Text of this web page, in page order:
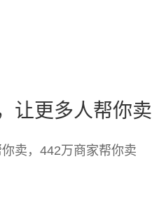
让更多人帮你
卖，442万商家帮你卖